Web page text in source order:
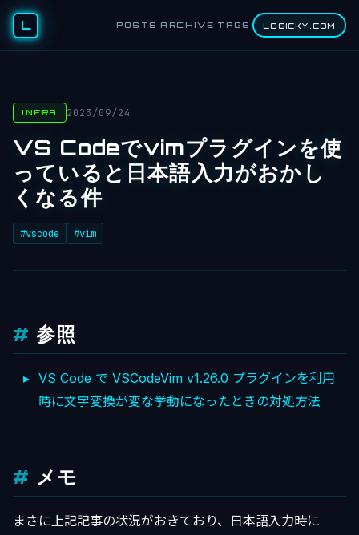
L POSTS ARCHIVE TAGS LOGICKY.COM
INFRA 2023/09/24
VS Codeでvimプラグインを使
っていると日本語入力がおかし
くなる件
#vscode #vim
参照
VS Code で VSCodeVim v1.26.0 プラグインを利用
時に文字変換が変な挙動になったときの対処方法
メモ
まさに上記記事の状況がおきており、日本語入力時に